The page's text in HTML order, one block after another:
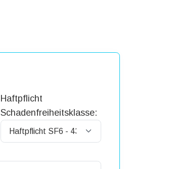
Haftpflicht
Schadenfreiheitsklasse: